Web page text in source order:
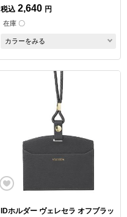
税込 2,640 円
在庫 〇
カラーをみる
IDホルダー ヴェレセラ オフブラッ